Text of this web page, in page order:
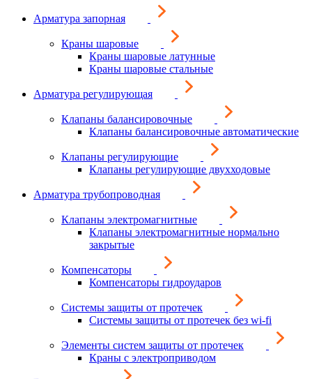
Арматура запорная
Краны шаровые
Краны шаровые латунные
Краны шаровые стальные
Арматура регулирующая
Клапаны балансировочные
Клапаны балансировочные автоматические
Клапаны регулирующие
Клапаны регулирующие двухходовые
Арматура трубопроводная
Клапаны электромагнитные
Клапаны электромагнитные нормально
закрытые
Компенсаторы
Компенсаторы гидроударов
Системы защиты от протечек
Системы защиты от протечек без wi-fi
Элементы систем защиты от протечек
Краны с электроприводом